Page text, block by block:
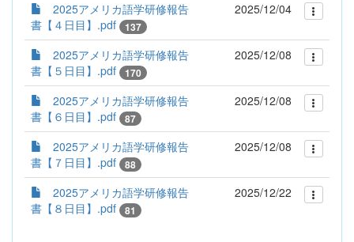
2025アメリカ語学研修報告
書【４日目】.pdf
137
2025/12/04
2025アメリカ語学研修報告
書【５日目】.pdf
170
2025/12/08
2025アメリカ語学研修報告
書【６日目】.pdf
87
2025/12/08
2025アメリカ語学研修報告
書【７日目】.pdf
88
2025/12/08
2025アメリカ語学研修報告
書【８日目】.pdf
81
2025/12/22